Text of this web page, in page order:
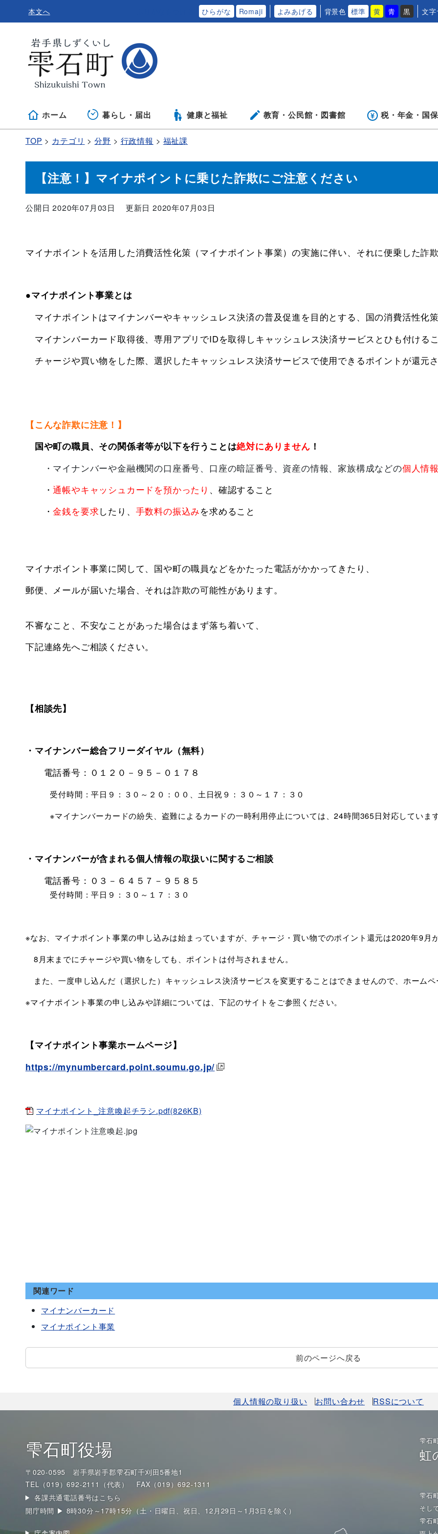
本文へ ひらがな Romaji よみあげる 背景色 標準 黄 青 黒 文字
ホーム 暮らし・届出 健康と福祉 教育・公民館・ 図書館 税・年金・ 国保
TOP カテゴリ 分野 行政情報 福祉課
【注意！】マイナポイントに乗じた詐欺にご注意ください
公開日 2020年07月03日 更新日 2020年07月03日
マイナポイントを活用した消費活性化策（マイナポイント事業）の実施に伴い、それに便乗した詐
●マイナポイント事業とは
マイナポイントはマイナンバーやキャッシュレス決済の普及促進を目的とする、国の消費活性化策
マイナンバーカード取得後、専用アプリでIDを取得しキャッシュレス決済サービスとひも付けるこ
チャージや買い物をした際、選択したキャッシュレス決済サービスで使用できるポイントが還元さ
【こんな詐欺に注意！】
国や町の職員、その関係者等が以下を行うことは絶対にありません ！
・マイナンバーや金融機関の口座番号、口座の暗証番号、資産の情報、家族構成などの個人情
・通帳やキャッシュカードを預かったり 、確認すること
・金銭を要求したり、 手数料の振込みを求めること
マイナポイント事業に関して、国や町の職員などをかたった電話がかかってきたり、
郵便、メールが届いた場合、 それは詐欺の可能性があります。
不審なこと、不安なことがあった場合はまず落ち着いて、
下記連絡先へご相談ください。
【相談先】
・マイナンバー総合フリーダイヤル（無料）
電話番号：０１２０－９５－０１７８
受付時間：平日９：３０～２０：００、土日祝９：３０～１７：３０
※マイナンバーカードの紛失、盗難によるカードの一時利用停止については、24時間365日対応しています
・マイナンバーが含まれる個人情報の取扱いに関するご相談
電話番号：０３－６４５７－９５８５
受付時間：平日９：３０～１７：３０
※なお、マイナポイント事業の申し込みは始まっていますが、チャージ・買い物でのポイント還元は2020年9月
8月末までにチャージや買い物をしても、ポイントは付与されません。
また、一度申し込んだ（選択した）キャッシュレス決済サービスを変更することはできませんので、ホームペ
※マイナポイント事業の申し込みや詳細については、下記のサイトをご参照ください。
【マイナポイント事業ホームページ】
https://mynumbercard.point.soumu.go.jp/
マイナポイント_注意喚起チラシ.pdf(826KB)
関連ワード
マイナンバーカード
マイナポイント事業
前のページへ戻る
個人情報の取り扱い お問い合わせ RSSについて
雫石町役場
〒020-0595 岩手県岩手郡雫石町千刈田5番地1
TEL（019）692-2111（代表）
FAX（019）692-1311
各課共通電話番号はこちら
開庁時間 ▶ 8時30分～17時15分（土・日曜日、祝日、12月29日～1月3日を除く）
雫石
虹
雫石
そし
雫石